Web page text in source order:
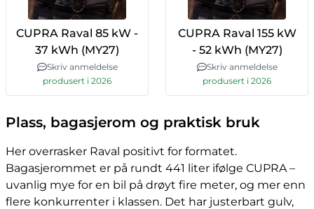
CUPRA Raval 85 kW -
37 kWh (MY27)
Skriv anmeldelse
produsert i 2026
CUPRA Raval 155 kW
- 52 kWh (MY27)
Skriv anmeldelse
produsert i 2026
Plass, bagasjerom og praktisk bruk
Her overrasker Raval positivt for formatet.
Bagasjerommet er på rundt 441 liter ifølge CUPRA –
uvanlig mye for en bil på drøyt fire meter, og mer enn
flere konkurrenter i klassen. Det har justerbart gulv,